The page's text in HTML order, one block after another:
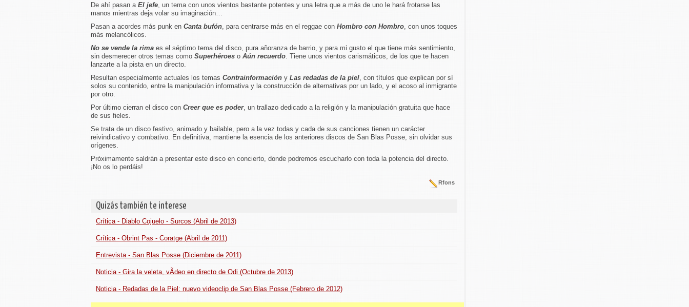
De ahí pasan a El jefe, un tema con unos vientos bastante potentes y una letra que a más de uno le hará frotarse las
manos mientras deja volar su imaginación…
Pasan a acordes más punk en Canta bufón, para centrarse más en el reggae con Hombro con Hombro, con unos toques
más melancólicos.
No se vende la rima es el séptimo tema del disco, pura añoranza de barrio, y para mi gusto el que tiene más sentimiento,
sin desmerecer otros temas como Superhéroes o Aún recuerdo. Tiene unos vientos carismáticos, de los que te hacen
lanzarte a la pista en un directo.
Resultan especialmente actuales los temas Contrainformación y Las redadas de la piel, con títulos que explican por sí
solos su contenido, entre la manipulación informativa y la construcción de alternativas por un lado, y el acoso al inmigrante
por otro.
Por último cierran el disco con Creer que es poder, un trallazo dedicado a la religión y la manipulación gratuita que hace
de sus fieles.
Se trata de un disco festivo, animado y bailable, pero a la vez todas y cada de sus canciones tienen un carácter
reivindicativo y combativo. En definitiva, mantiene la esencia de los anteriores discos de San Blas Posse, sin olvidar sus
orígenes.
Próximamente saldrán a presentar este disco en concierto, donde podremos escucharlo con toda la potencia del directo.
¡No os lo perdáis!
Rfons
Quizás también te interese
Crítica - Diablo Cojuelo - Surcos (Abril de 2013)
Crítica - Obrint Pas - Coratge (Abril de 2011)
Entrevista - San Blas Posse (Diciembre de 2011)
Noticia - Gira la veleta, vÃ­deo en directo de Odi (Octubre de 2013)
Noticia - Redadas de la Piel: nuevo videoclip de San Blas Posse (Febrero de 2012)